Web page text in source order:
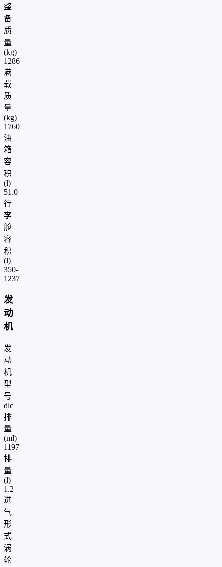
整
备
质
量
(kg)
1286
满
载
质
量
(kg)
1760
油
箱
容
积
(l)
51.0
行
李
舱
容
积
(l)
350-
1237
发
动
机
发
动
机
型
号
dlc
排
量
(ml)
1197
排
量
(l)
1.2
进
气
形
式
涡
轮